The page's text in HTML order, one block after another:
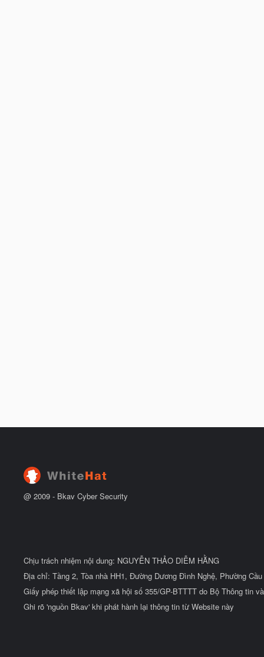
@ 2009 - Bkav Cyber Security
Chịu trách nhiệm nội dung: NGUYỄN THẢO DIỄM HẰNG
Địa chỉ: Tầng 2, Tòa nhà HH1, Đường Dương Đình Nghệ, Phường
Giấy phép thiết lập mạng xã hội số 355/GP-BTTTT do Bộ Thông tin
Ghi rõ 'nguồn Bkav' khi phát hành lại thông tin từ Website này